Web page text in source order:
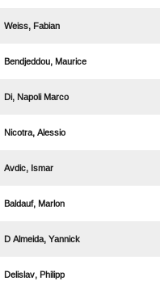
 
 
  
 
 
 
  
 